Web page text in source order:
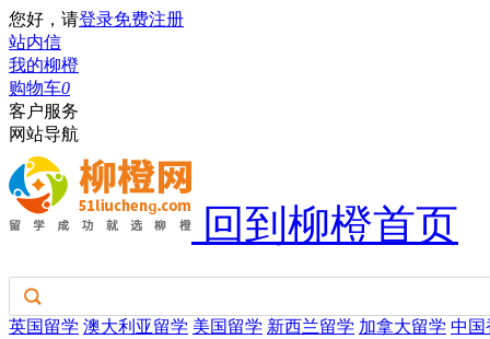
您好，请登录免费注册
站内信
我的柳橙
购物车0
客户服务
网站导航
回到柳橙首页
英国留学 澳大利亚留学 美国留学 新西兰留学 加拿大留学 中国